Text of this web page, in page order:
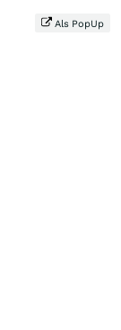
Als PopUp